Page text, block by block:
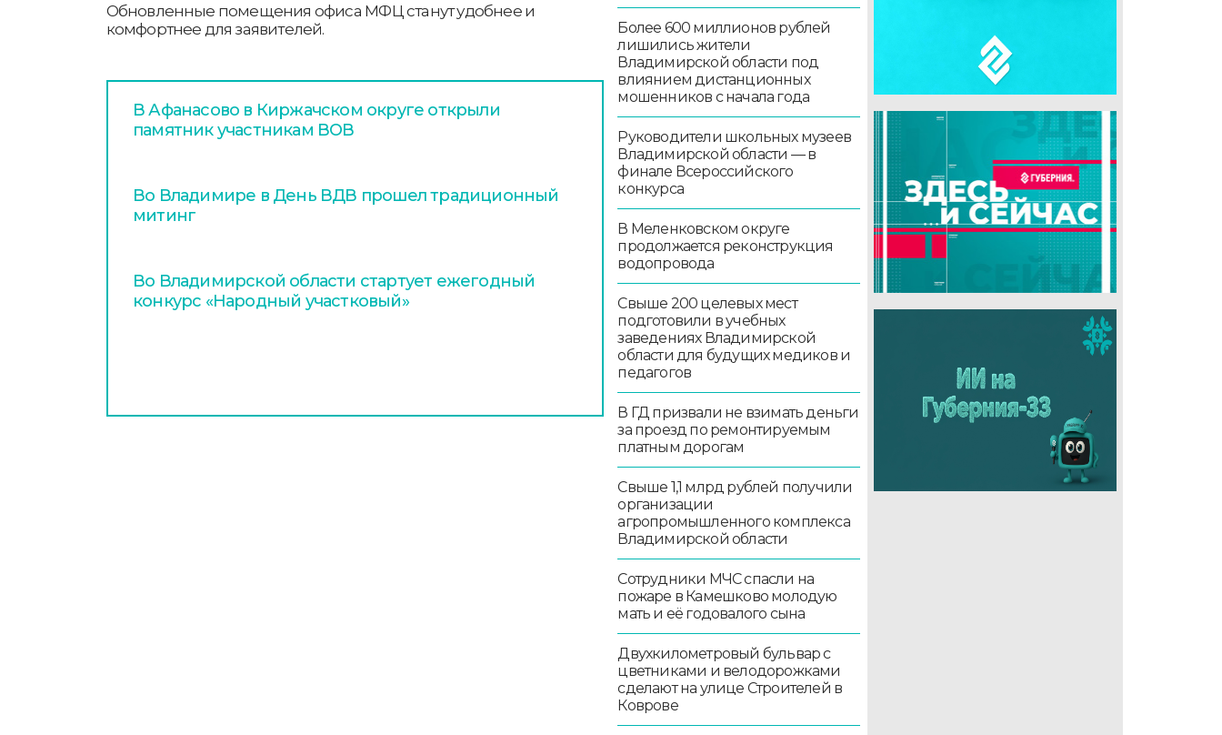
Обновленные помещения офиса МФЦ станут удобнее и
комфортнее для заявителей.
В Афанасово в Киржачском округе открыли
памятник участникам ВОВ
Во Владимире в День ВДВ прошел традиционный
митинг
Во Владимирской области стартует ежегодный
конкурс «Народный участковый»
Более 600 миллионов рублей
лишились жители
Владимирской области под
влиянием дистанционных
мошенников с начала года
Руководители школьных музеев
Владимирской области — в
финале Всероссийского
конкурса
В Меленковском округе
продолжается реконструкция
водопровода
Свыше 200 целевых мест
подготовили в учебных
заведениях Владимирской
области для будущих медиков и
педагогов
В ГД призвали не взимать деньги
за проезд по ремонтируемым
платным дорогам
Свыше 1,1 млрд рублей получили
организации
агропромышленного комплекса
Владимирской области
Сотрудники МЧС спасли на
пожаре в Камешково молодую
мать и её годовалого сына
Двухкилометровый бульвар с
цветниками и велодорожками
сделают на улице Строителей в
Коврове